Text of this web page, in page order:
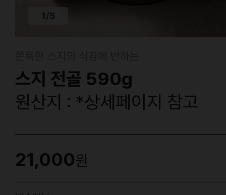
1/5
스지 전골 590g
원산지 : *상세페이지 참고
21,000원